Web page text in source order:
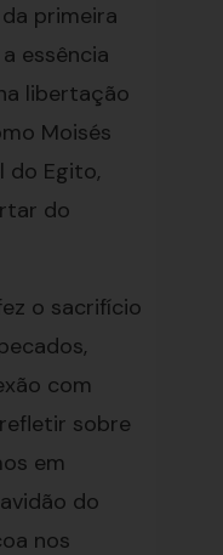
primeira
essência
libertação
Moisés
do Egito,
do
o sacrifício
com
sobre
em
do
nos